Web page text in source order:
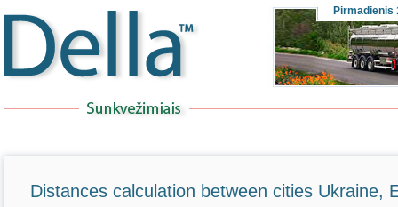
Pirmadienis
Distances calculation between cities Ukraine,